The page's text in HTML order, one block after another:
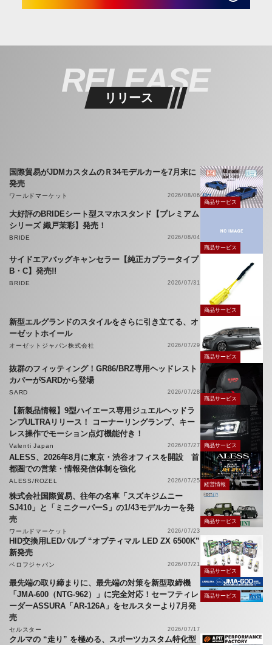
RELEASE
リリース
国際貿易がJDMカスタムのＲ34モデルカーを7月末に
発売
ワールドマーケット
2026/08/06
商品サービス
大好評のBRIDEシート型スマホスタンド【プレミアム
シリーズ 織戸茉彩】発売！
BRIDE
2026/08/04
商品サービス
サイドエアバッグキャンセラー【純正カプラータイプ
B・C】発売!!
BRIDE 2026/07/31
商品サービス
新型エルグランドのスタイルをさらに引き立てる、オ
ーゼットホイール
オーゼットジャパン株式会社
2026/07/29
商品サービス
抜群のフィッティング！GR86/BRZ専用ヘッドレスト
カバーがSARDから登場
SARD
2026/07/28
商品サービス
【新製品情報】9型ハイエース専用ジュエルヘッドラ
ンプULTRAリリース！ コーナーリングランプ、キー
レス操作でモーション点灯機能付き！
Valenti Japan 2026/07/27 商品サービス
ALESS、2026年8月に東京・渋谷オフィスを開設 首
都圏での営業・情報発信体制を強化
ALESS/ROZEL 2026/07/25
経営情報
株式会社国際貿易、往年の名車「スズキジムニー
SJ410」と「ミニクーパーS」の1/43モデルカーを発
売
ワールドマーケット 2026/07/23
商品サービス
HID交換用LEDバルブ “オプティマル LED ZX 6500K”
新発売
ベロフジャパン
2026/07/21
商品サービス
最先端の取り締まりに、最先端の対策を新型取締機
「JMA-600（NTG-962）」に完全対応！セーフティレ
ーダーASSURA「AR-126A」をセルスターより7月発
売
セルスター 2026/07/17
商品サービス
クルマの “走り” を極める、スポーツカスタム特化型